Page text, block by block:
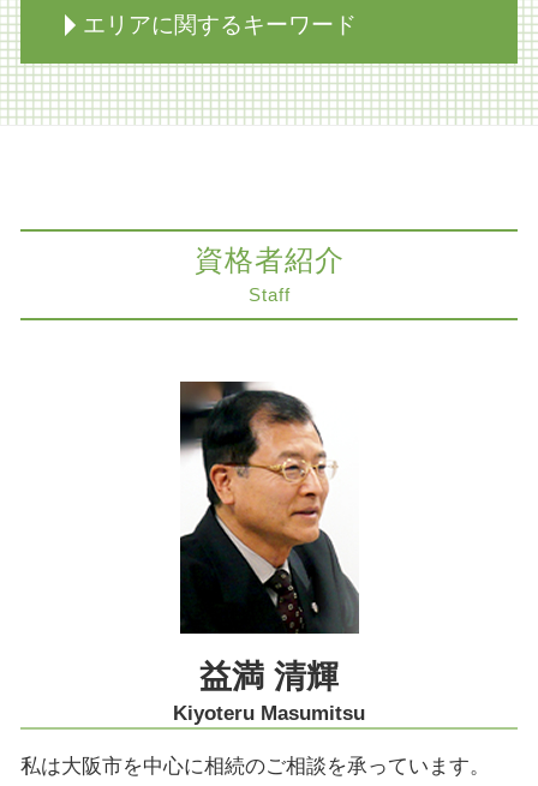
相続 不動産
相続放棄必要書類 裁判所
限定承認 手続き 流れ
限定承認 注意点
公正証書遺言 遺留分
相続放棄手続き 裁判所
相続 不動産 評価
相続放棄手続き 生前
限定承認 手続き
知財紛争 相手方
医療過誤 医師 責任
病院 転倒事故 損害賠償
レーシック 失敗 失明
家賃 滞納 督促
医療過誤 刑法
医療過誤 法的責任
建物 明け渡し 強制執行
コンプライアンス 弁護士
医療過誤 医療事故
医療過誤 損害賠償 病院
エリアに関するキーワード
不動産トラブル 奈良市 弁護士
医療過誤 神戸市 弁護士
削除請求 神戸市 弁護士
相続 神戸市 弁護士
遺留分侵害額請求 大阪市 弁護士
コンプライアンス 大阪市 弁護士
不動産トラブル 大阪市 弁護士
不動産トラブル 神戸市 弁護士
労働問題 京都市 弁護士
労働問題 奈良市 弁護士
法律問題 奈良市 弁護士
家族信託 神戸市 弁護士
商取引 大阪市 弁護士
交通事故 奈良市 弁護士
資格者紹介
Staff
益満 清輝
Kiyoteru Masumitsu
私は大阪市を中心に相続のご相談を承っています。